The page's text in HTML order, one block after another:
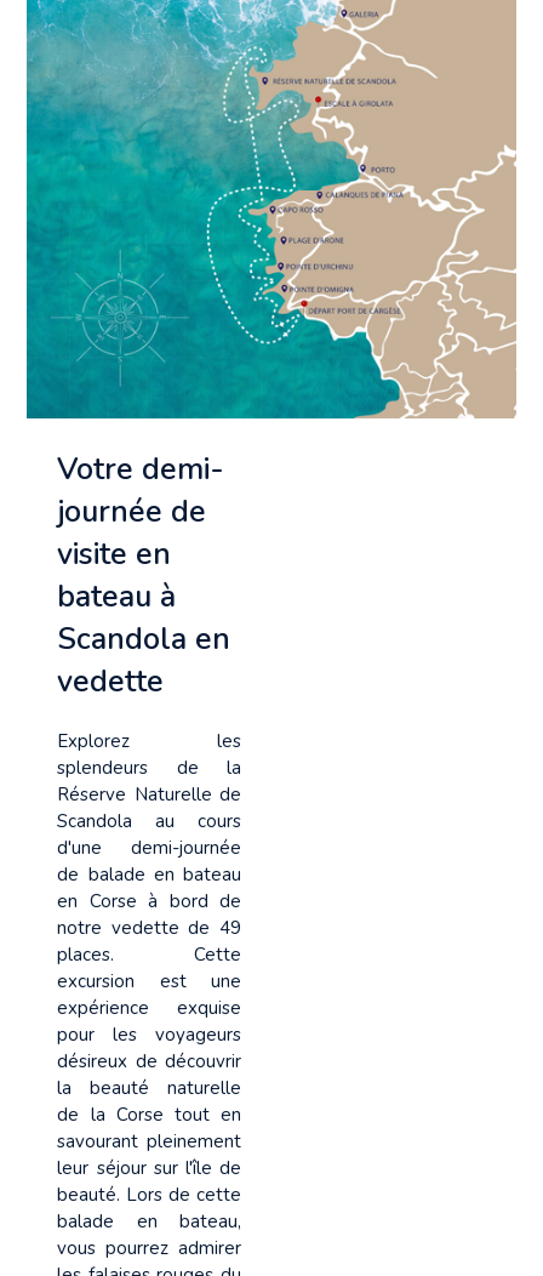
Votre demi-
journée de
visite en
bateau à
Scandola en
vedette
Explorez les
splendeurs de la
Réserve Naturelle de
Scandola au cours
d'une demi-journée
de balade en bateau
en Corse à bord de
notre vedette de 49
places. Cette
excursion est une
expérience exquise
pour les voyageurs
désireux de découvrir
la beauté naturelle
de la Corse tout en
savourant pleinement
leur séjour sur l'île de
beauté. Lors de cette
balade en bateau,
vous pourrez admirer